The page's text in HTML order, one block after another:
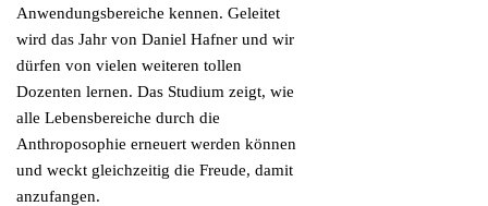
Anwendungsbereiche kennen. Geleitet
wird das Jahr von Daniel Hafner und wir
dürfen von vielen weiteren tollen
Dozenten lernen. Das Studium zeigt, wie
alle Lebensbereiche durch die
Anthroposophie erneuert werden können
und weckt gleichzeitig die Freude, damit
anzufangen.